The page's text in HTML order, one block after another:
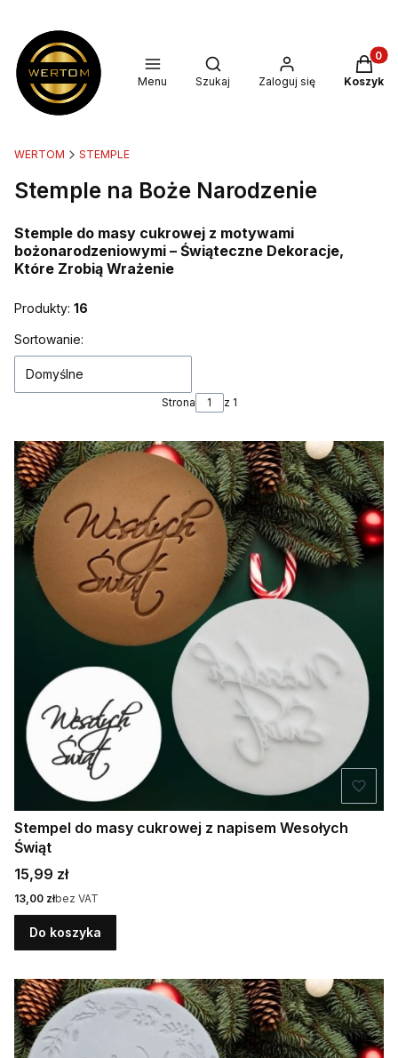
Menu
Otwórz wyszukiwarkę
Szukaj Zaloguj się Koszyk
WERTOM STEMPLE
Stemple na Boże Narodzenie
Stemple do masy cukrowej z motywami
bożonarodzeniowymi – Świąteczne Dekoracje,
Które Zrobią Wrażenie
Produkty: 16
Lista produktów
Sortowanie:
Domyślne
Strona z 1
Stempel do masy cukrowej z napisem Wesołych
Świąt
Cena
15,99 zł
Cena
13,00 złbez VAT
Do koszyka